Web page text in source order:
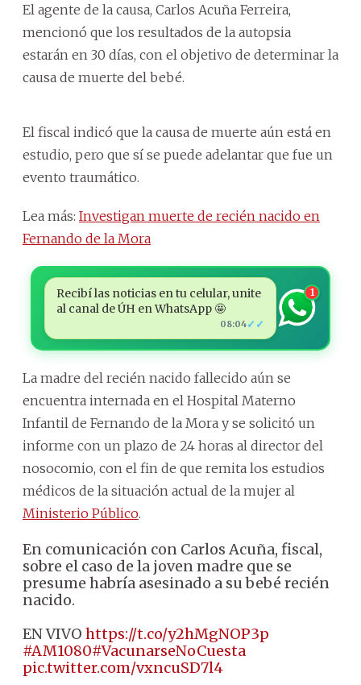
El agente de la causa, Carlos Acuña Ferreira,
mencionó que los resultados de la autopsia
estarán en 30 días, con el objetivo de determinar la
causa de muerte del bebé.
El fiscal indicó que la causa de muerte aún está en
estudio, pero que sí se puede adelantar que fue un
evento traumático.
Lea más: Investigan muerte de recién nacido en
Fernando de la Mora
Recibí las noticias en tu celular, unite
al canal de ÚH en WhatsApp 🤩
08:04✓✓
1
La madre del recién nacido fallecido aún se
encuentra internada en el Hospital Materno
Infantil de Fernando de la Mora y se solicitó un
informe con un plazo de 24 horas al director del
nosocomio, con el fin de que remita los estudios
médicos de la situación actual de la mujer al
Ministerio Público.
En comunicación con Carlos Acuña, fiscal,
sobre el caso de la joven madre que se
presume habría asesinado a su bebé recién
nacido.
EN VIVO https://t.co/y2hMgNOP3p
#AM1080#VacunarseNoCuesta
pic.twitter.com/vxncuSD7l4